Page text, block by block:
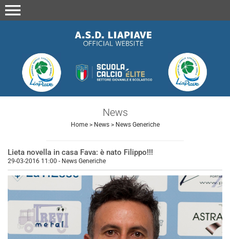
menu
News
Home> News> News Generiche
Lieta novella in casa Fava: è nato Filippo!!!
29-03-2016 11:00 - News Generiche